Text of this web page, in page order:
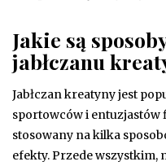
Jakie są
jabłczanu
Jabłczan kreatyny jest
sportowców i entuzjastów
stosowany na kilka
efekty. Przede wszystkim,